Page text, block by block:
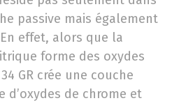
passive mais également
effet, alors que la
forme des oxydes
GR crée une couche
d’oxydes de chrome et